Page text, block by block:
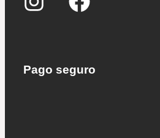
Pago seguro